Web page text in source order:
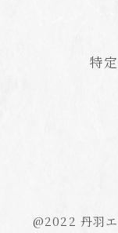
特
@2022 丹羽